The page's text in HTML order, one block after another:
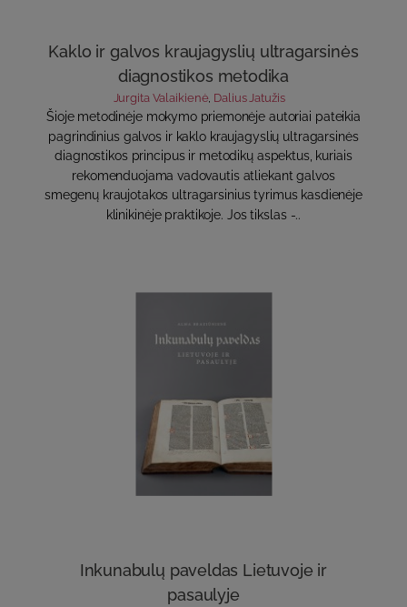
Kaklo ir galvos kraujagyslių ultragarsinės
diagnostikos metodika
Jurgita Valaikienė Dalius Jatužis
Šioje metodinėje mokymo priemonėje autoriai pateikia
pagrindinius galvos ir kaklo kraujagyslių ultragarsinės
diagnostikos principus ir metodikų aspektus, kuriais
rekomenduojama vadovautis atliekant galvos
smegenų kraujotakos ultragarsinius tyrimus kasdienėje
klinikinėje praktikoje. Jos tikslas -..
Inkunabulų paveldas Lietuvoje ir
pasaulyje